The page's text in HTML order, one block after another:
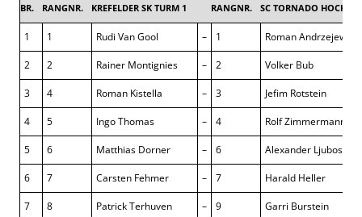
BR. RANGNR. KREFELDER SK TURM 1 RANGNR. SC TORNADO
1 1 Rudi Van Gool – 1 Roman Andrzejewski
2 2 Rainer Montignies – 2 Volker Bub
3 4 Roman Kistella – 3 Jefim Rotstein
4 5 Ingo Thomas – 4 Rolf Zimmermann
5 6 Matthias Dorner – 6 Alexander Ljuboschiz
6 7 Carsten Fehmer – 7 Harald Heller
7 8 Patrick Terhuven – 9 Garri Burstein